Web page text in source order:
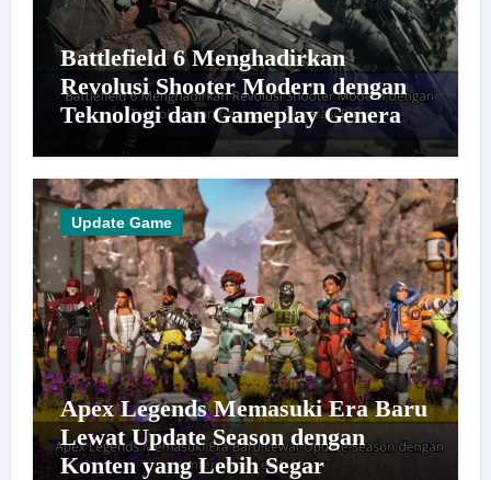
Battlefield 6 Menghadirkan
Revolusi Shooter Modern dengan
Teknologi dan Gameplay Generasi
Baru
Update Game
Apex Legends Memasuki Era Baru
Lewat Update Season dengan
Konten yang Lebih Segar